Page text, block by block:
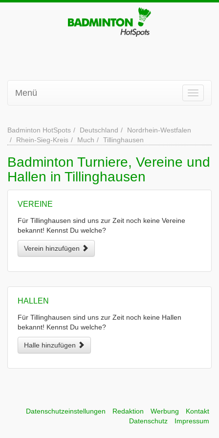
Menü
Badminton HotSpots Deutschland
Nordrhein-Westfalen
Rhein-Sieg-Kreis
Much Tillinghausen
Badminton Turniere, Vereine und
Hallen in Tillinghausen
VEREINE
Für Tillinghausen sind uns zur Zeit noch keine Vereine
bekannt! Kennst Du welche?
Verein hinzufügen
HALLEN
Für Tillinghausen sind uns zur Zeit noch keine Hallen
bekannt! Kennst Du welche?
Halle hinzufügen
Datenschutzeinstellungen Redaktion Werbung
Kontakt
Datenschutz
Impressum